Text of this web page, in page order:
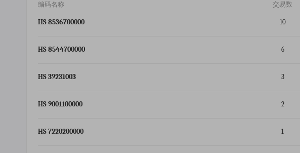
编码名称 交易数
HS 8536700000 10
HS 8544700000 6
HS 39231003 3
HS 9001100000 2
HS 7220200000 1